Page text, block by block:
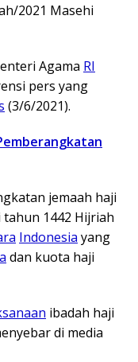
2021 Masehi
Agama RI
pers yang
(3/6/2021).
jemaah haji
1442 Hijriah
Indonesia yang
dan kuota haji
ibadah haji
di media